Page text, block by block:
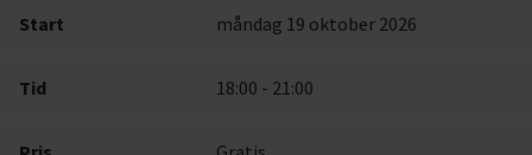
Start måndag 19 oktober 2026
Tid 18:00 - 21:00